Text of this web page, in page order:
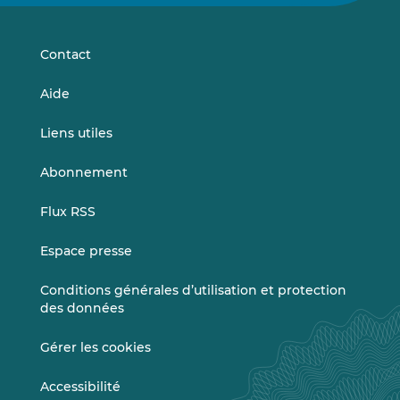
Contact
Aide
Liens utiles
Abonnement
Flux RSS
Espace presse
Conditions générales d’utilisation et protection
des données
Gérer les cookies
Accessibilité